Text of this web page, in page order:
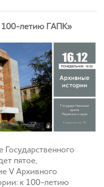
100-летию ГАПК»
Государственного
пятое,
V Архивного
к 100-летию